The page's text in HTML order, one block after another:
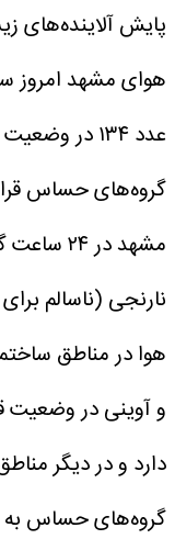
پایش
هوای مشهد امروز
عدد ۱۳۴ در
گروه‌های حساس
نارنجی (ناسالم
هوا در مناطق
و آوینی در وضعیت
دارد و در دیگر
گروه‌های حساس